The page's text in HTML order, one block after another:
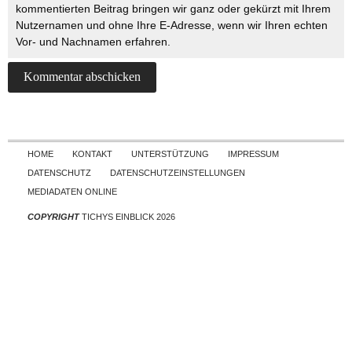
kommentierten Beitrag bringen wir ganz oder gekürzt mit Ihrem
Nutzernamen und ohne Ihre E-Adresse, wenn wir Ihren echten
Vor- und Nachnamen erfahren.
Skip to content
HOME KONTAKT UNTERSTÜTZUNG
IMPRESSUM
DATENSCHUTZ
DATENSCHUTZEINSTELLUNGEN
MEDIADATEN ONLINE
COPYRIGHTTICHYS EINBLICK 2026